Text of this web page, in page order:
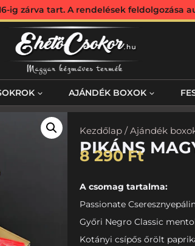
ig zárva tart. A rendelések feldolgozása
AJÁNDÉK BOXOK
Kezdőlap/Ajándék
PIKÁNS
8 290Ft
A csomag tartalma:
Passionate
Győri Negro Classic
Kotányi csípős őrölt